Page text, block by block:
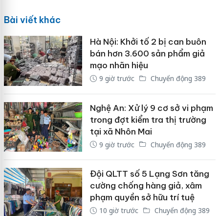
Bài viết khác
Hà Nội: Khởi tố 2 bị can buôn
bán hơn 3.600 sản phẩm giả
mạo nhãn hiệu
9 giờ trước Chuyển động 389
Nghệ An: Xử lý 9 cơ sở vi phạm
trong đợt kiểm tra thị trường
tại xã Nhôn Mai
9 giờ trước Chuyển động 389
Đội QLTT số 5 Lạng Sơn tăng
cường chống hàng giả, xâm
phạm quyền sở hữu trí tuệ
10 giờ trước Chuyển động 389